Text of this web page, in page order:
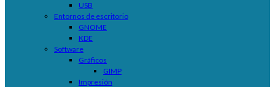
USB
Entornos de escritorio
GNOME
KDE
Software
Gráficos
GIMP
Impresión